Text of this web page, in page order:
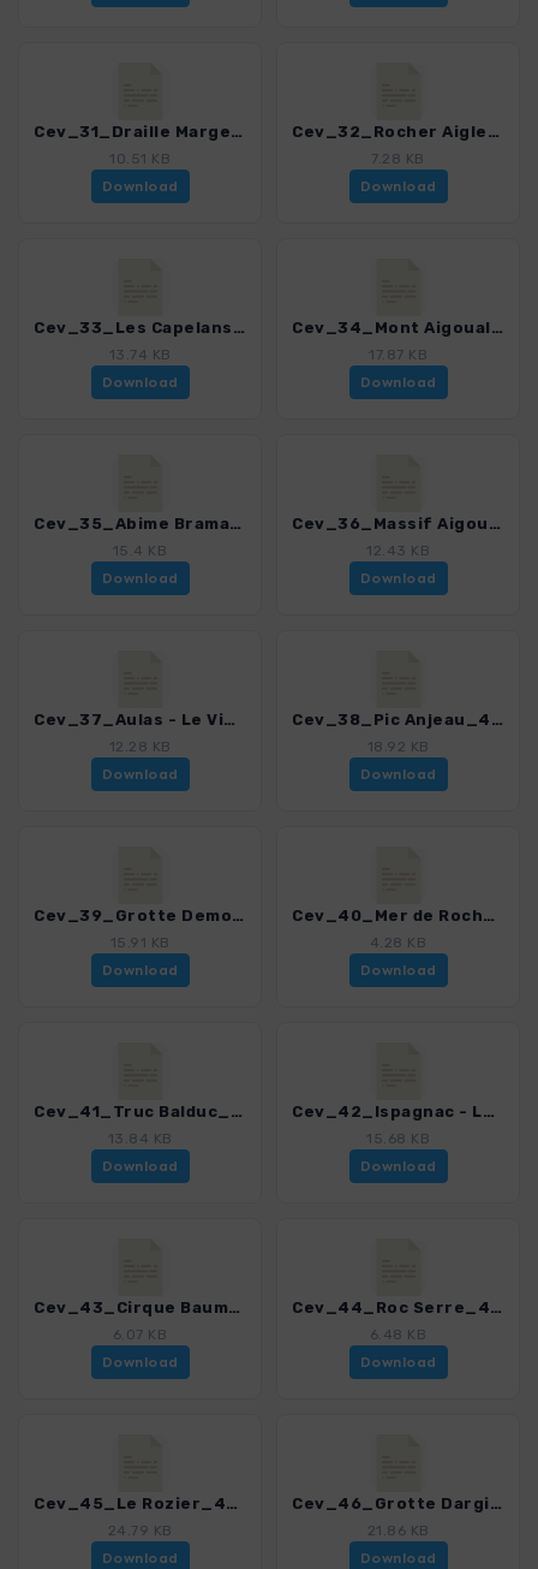
Cev_31_Draille Margeride_4323_4.gpx
10.51 KB
Download
Cev_32_Rocher Aigle_4323_4.gpx
7.28 KB
Download
Cev_33_Les Capelans_4323_4.gpx
13.74 KB
Download
Cev_34_Mont Aigoual_4323_4.gpx
17.87 KB
Download
Cev_35_Abime Bramabiau_4323_4.gpx
15.4 KB
Download
Cev_36_Massif Aigoual_4323_4.gpx
12.43 KB
Download
Cev_37_Aulas - Le Vigan_4323_4.gpx
12.28 KB
Download
Cev_38_Pic Anjeau_4323_4.gpx
18.92 KB
Download
Cev_39_Grotte Demoiselles_4323_4.gpx
15.91 KB
Download
Cev_40_Mer de Rochers_4323_4.gpx
4.28 KB
Download
Cev_41_Truc Balduc_4323_4.gpx
13.84 KB
Download
Cev_42_Ispagnac - Le Single_4323_4.gpx
15.68 KB
Download
Cev_43_Cirque Baumes_4323_4.gpx
6.07 KB
Download
Cev_44_Roc Serre_4323_4.gpx
6.48 KB
Download
Cev_45_Le Rozier_4323_4.gpx
24.79 KB
Download
Cev_46_Grotte Dargilan_4323_4.gpx
21.86 KB
Download